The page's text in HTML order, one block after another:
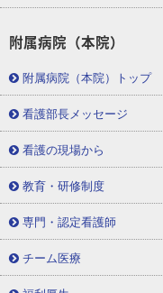
附属病院（本院）
附属病院（本院）トップ
看護部長メッセージ
看護の現場から
教育・研修制度
専門・認定看護師
チーム医療